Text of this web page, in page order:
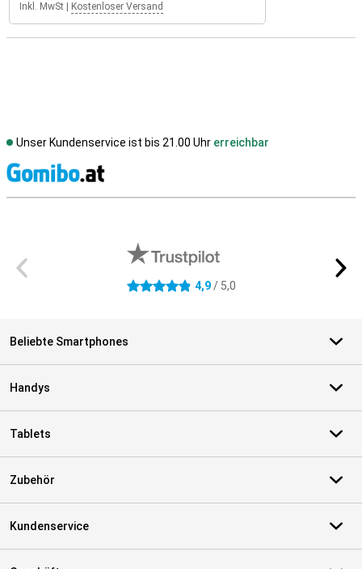
Inkl. MwSt Kostenloser Versand
Unser Kundenservice ist bis 21.00 Uhr erreichbar
4.9 Sterne 4,9/ 5,0
Beliebte Smartphones
Handys
Tablets
Zubehör
Kundenservice